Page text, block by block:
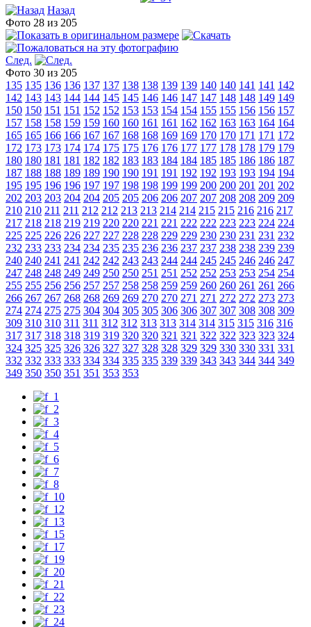
Назад
Фото 28 из 205
След.
Фото 30 из 205
135 135 136 136 137 137 138 138 139 139 140 140 141 141 142
142 143 143 144 144 145 145 146 146 147 147 148 148 149 149
150 150 151 151 152 152 153 153 154 154 155 155 156 156 157
157 158 158 159 159 160 160 161 161 162 162 163 163 164 164
165 165 166 166 167 167 168 168 169 169 170 170 171 171 172
172 173 173 174 174 175 175 176 176 177 177 178 178 179 179
180 180 181 181 182 182 183 183 184 184 185 185 186 186 187
187 188 188 189 189 190 190 191 191 192 192 193 193 194 194
195 195 196 196 197 197 198 198 199 199 200 200 201 201 202
202 203 203 204 204 205 205 206 206 207 207 208 208 209 209
210 210 211 211 212 212 213 213 214 214 215 215 216 216 217
217 218 218 219 219 220 220 221 221 222 222 223 223 224 224
225 225 226 226 227 227 228 228 229 229 230 230 231 231 232
232 233 233 234 234 235 235 236 236 237 237 238 238 239 239
240 240 241 241 242 242 243 243 244 244 245 245 246 246 247
247 248 248 249 249 250 250 251 251 252 252 253 253 254 254
255 255 256 256 257 257 258 258 259 259 260 260 261 261 266
266 267 267 268 268 269 269 270 270 271 271 272 272 273 273
274 274 275 275 304 304 305 305 306 306 307 307 308 308 309
309 310 310 311 311 312 312 313 313 314 314 315 315 316 316
317 317 318 318 319 319 320 320 321 321 322 322 323 323 324
324 325 325 326 326 327 327 328 328 329 329 330 330 331 331
332 332 333 333 334 334 335 335 339 339 343 343 344 344 349
349 350 350 351 351 353 353